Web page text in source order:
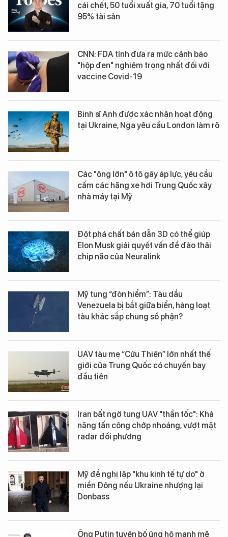
cái chết, 50 tuổi xuất gia, 70 tuổi tặng
95% tài sản
CNN: FDA tính đưa ra mức cảnh báo
"hộp đen" nghiêm trọng nhất đối với
vaccine Covid-19
Binh sĩ Anh được xác nhận hoạt động
tại Ukraine, Nga yêu cầu London làm rõ
Các "ông lớn" ô tô gây áp lực, yêu cầu
cấm các hãng xe hơi Trung Quốc xây
nhà máy tại Mỹ
Đột phá chất bán dẫn 3D có thể giúp
Elon Musk giải quyết vấn đề đào thải
chip não của Neuralink
Mỹ tung “đòn hiểm”: Tàu dầu
Venezuela bị bắt giữa biển, hàng loạt
tàu khác sắp chung số phận?
UAV tàu mẹ “Cửu Thiên” lớn nhất thế
giới của Trung Quốc có chuyến bay
đầu tiên
Iran bất ngờ tung UAV "thần tốc": Khả
năng tấn công chớp nhoáng, vượt mặt
radar đối phương
Mỹ đề nghị lập "khu kinh tế tự do" ở
miền Đông nếu Ukraine nhượng lại
Donbass
Ông Putin tuyên bố ủng hộ mạnh mẽ